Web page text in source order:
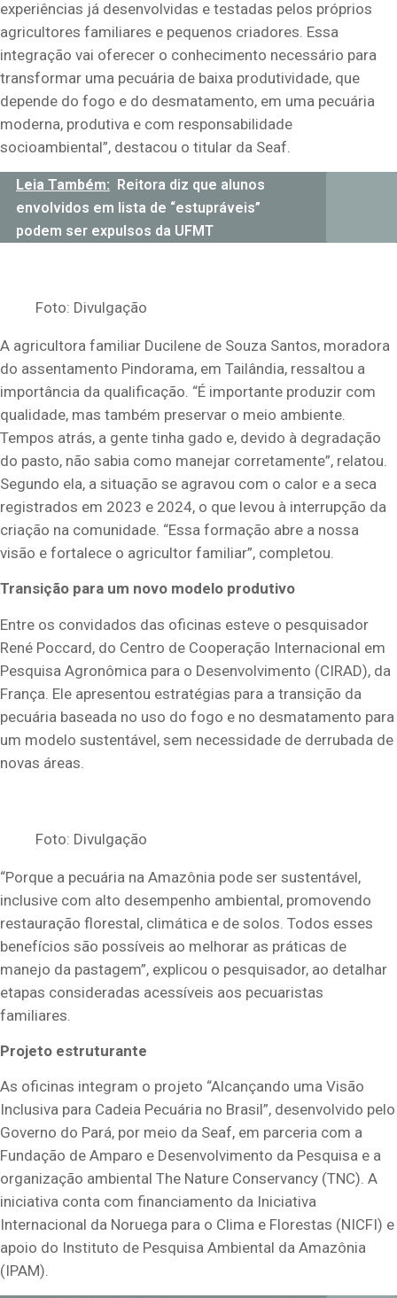
experiências já desenvolvidas e testadas pelos próprios
agricultores familiares e pequenos criadores. Essa
integração vai oferecer o conhecimento necessário para
transformar uma pecuária de baixa produtividade, que
depende do fogo e do desmatamento, em uma pecuária
moderna, produtiva e com responsabilidade
socioambiental”, destacou o titular da Seaf.
Leia Também: Reitora diz que alunos
envolvidos em lista de “estupráveis”
podem ser expulsos da UFMT
Foto: Divulgação
A agricultora familiar Ducilene de Souza Santos, moradora
do assentamento Pindorama, em Tailândia, ressaltou a
importância da qualificação. “É importante produzir com
qualidade, mas também preservar o meio ambiente.
Tempos atrás, a gente tinha gado e, devido à degradação
do pasto, não sabia como manejar corretamente”, relatou.
Segundo ela, a situação se agravou com o calor e a seca
registrados em 2023 e 2024, o que levou à interrupção da
criação na comunidade. “Essa formação abre a nossa
visão e fortalece o agricultor familiar”, completou.
Transição para um novo modelo produtivo
Entre os convidados das oficinas esteve o pesquisador
René Poccard, do Centro de Cooperação Internacional em
Pesquisa Agronômica para o Desenvolvimento (CIRAD), da
França. Ele apresentou estratégias para a transição da
pecuária baseada no uso do fogo e no desmatamento para
um modelo sustentável, sem necessidade de derrubada de
novas áreas.
Foto: Divulgação
“Porque a pecuária na Amazônia pode ser sustentável,
inclusive com alto desempenho ambiental, promovendo
restauração florestal, climática e de solos. Todos esses
benefícios são possíveis ao melhorar as práticas de
manejo da pastagem”, explicou o pesquisador, ao detalhar
etapas consideradas acessíveis aos pecuaristas
familiares.
Projeto estruturante
As oficinas integram o projeto “Alcançando uma Visão
Inclusiva para Cadeia Pecuária no Brasil”, desenvolvido pelo
Governo do Pará, por meio da Seaf, em parceria com a
Fundação de Amparo e Desenvolvimento da Pesquisa e a
organização ambiental The Nature Conservancy (TNC). A
iniciativa conta com financiamento da Iniciativa
Internacional da Noruega para o Clima e Florestas (NICFI) e
apoio do Instituto de Pesquisa Ambiental da Amazônia
(IPAM).